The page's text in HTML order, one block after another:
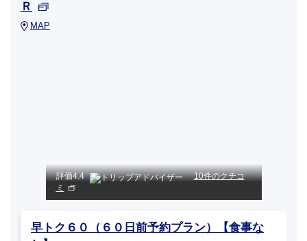
Ｒ
MAP
評価4.4
10件のクチコ
ミ
早トク６０（６０日前予約プラン）【食事な